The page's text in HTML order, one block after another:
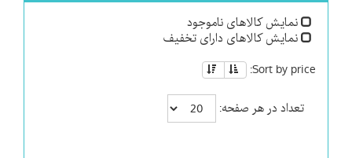
نمایش کالاهای ناموجود
نمایش کالاهای دارای تخفیف
Sort by price:
تعداد در هر صفحه: